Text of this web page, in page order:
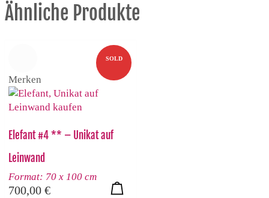
Ähnliche Produkte
SOLD
Merken
Elefant #4 ** – Unikat auf
Leinwand
Format: 70 x 100 cm
700,00 €